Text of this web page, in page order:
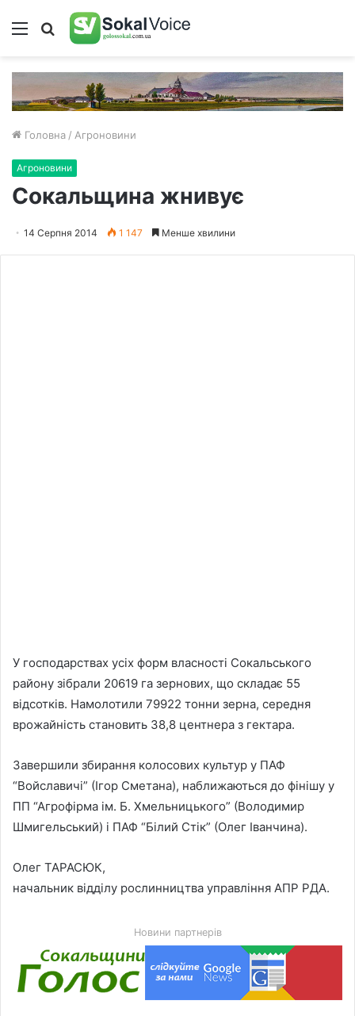
Меню Пошук
Головна / Агроновини
Агроновини
Сокальщина жнивує
14 Серпня 2014 1 147 Менше хвилини
У господарствах усіх форм власності Сокальського
району зібрали 20619 га зернових, що складає 55
відсотків. Намолотили 79922 тонни зерна, середня
врожайність становить 38,8 центнера з гектара.
Завершили збирання колосових культур у ПАФ
“Войславичі” (Ігор Сметана), наближаються до фінішу у
ПП “Агрофірма ім. Б. Хмельницького” (Володимир
Шмигельський) і ПАФ “Білий Стік” (Олег Іванчина).
Олег ТАРАСЮК,
начальник відділу рослинництва управління АПР РДА.
Новини партнерів